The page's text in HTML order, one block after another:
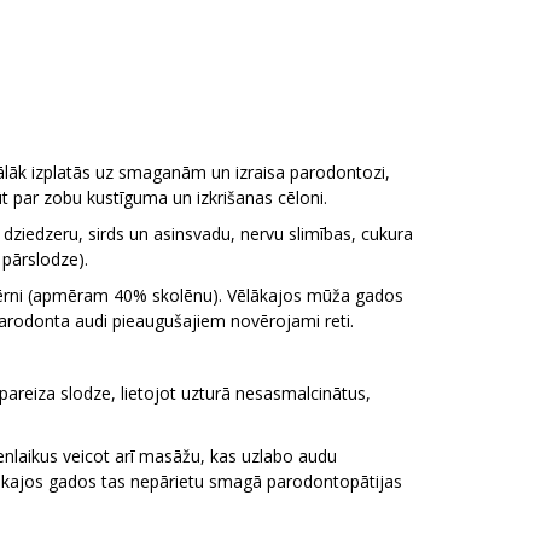
izplatās uz smaganām un izraisa parodontozi,
zobu kustīguma un izkrišanas cēloni.
sirds un asinsvadu, nervu slimības, cukura
(apmēram 40% skolēnu). Vēlākajos mūža gados
audi pieaugušajiem novērojami reti.
slodze, lietojot uzturā nesasmalcinātus,
veicot arī masāžu, kas uzlabo audu
gados tas nepārietu smagā parodontopātijas